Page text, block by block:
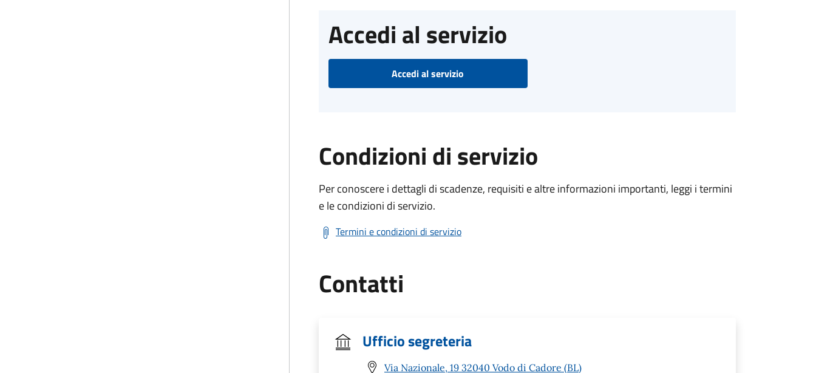
Accedi al servizio
Accedi al servizio
Condizioni di servizio
Per conoscere i dettagli di scadenze, requisiti e altre informazioni importanti, leggi i termini
e le condizioni di servizio.
Termini e condizioni di servizio
Contatti
Ufficio segreteria
Via Nazionale, 19 32040 Vodo di Cadore (BL)